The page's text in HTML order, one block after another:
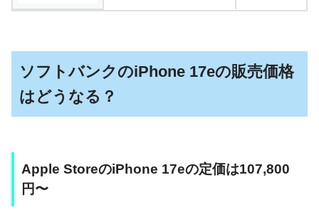
ソフトバンクのiPhone 17eの販売価格
はどうなる？
Apple StoreのiPhone 17eの定価は107,800
円〜